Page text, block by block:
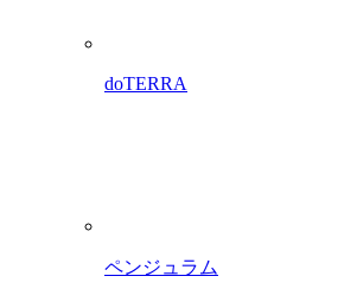
doTERRA
ペンジュラム